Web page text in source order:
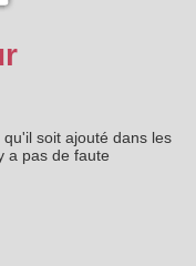
soit ajouté dans les
a pas de faute